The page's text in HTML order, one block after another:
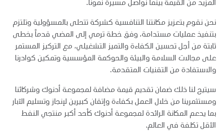
المزيد من القيمة بينما نواصل مسيرة نمونا.
نحن نقوم بتعزيز مكانتنا التنافسية كشركة تتحلى بالمسؤولية وتلتزم
بتنفيذ عمليات مستدامة، وفق خطة ترمي إلى المضي قدماً بخطى
ثابتة من أجل تحسين الكفاءة والتميز التشغيلي، مع التركيز المستمر
على مجالات السلامة والبيئة والحوكمة المؤسسية وتمكين كوادرنا
والاستفادة من التقنيات المتقدمة.
سيتيح لنا ذلك ضمان تقديم قيمة مضافة لمجموعة أدنوك وشركائنا
ومستثمرينا من خلال العمل بكفاءة وإتقان كبيرين لإنجاز وتسليم الآبار
بما يدعم المكانة الرائدة لمجموعة أدنوك كأحد أكبر منتجي النفط
الأقل تكلفة في العالم.